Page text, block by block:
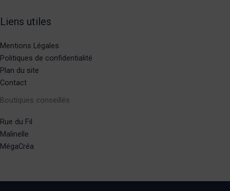
Liens utiles
Mentions Légales
Politiques de confidentialité
Plan du site
Contact
Boutiques conseillés
Rue du Fil
Malinelle
MégaCréa